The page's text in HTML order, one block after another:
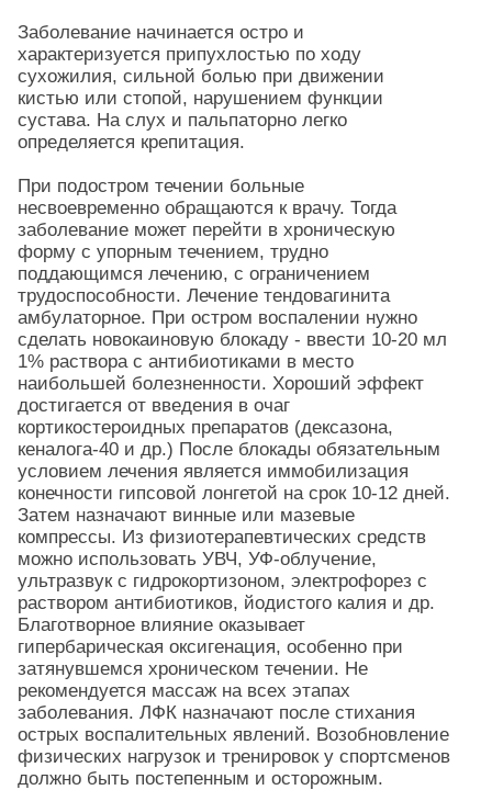
Заболевание начинается остро и
характеризуется припухлостью по ходу
сухожилия, сильной болью при движении
кистью или стопой, нарушением функции
сустава. На слух и пальпаторно легко
определяется крепитация.
При подостром течении больные
несвоевременно обращаются к врачу. Тогда
заболевание может перейти в хроническую
форму с упорным течением, трудно
поддающимся лечению, с ограничением
трудоспособности. Лечение тендовагинита
амбулаторное. При остром воспалении нужно
сделать новокаиновую блокаду - ввести 10-20 мл
1% раствора с антибиотиками в место
наибольшей болезненности. Хороший эффект
достигается от введения в очаг
кортикостероидных препаратов (дексазона,
кеналога-40 и др.) После блокады обязательным
условием лечения является иммобилизация
конечности гипсовой лонгетой на срок 10-12 дней.
Затем назначают винные или мазевые
компрессы. Из физиотерапевтических средств
можно использовать УВЧ, УФ-облучение,
ультразвук с гидрокортизоном, электрофорез с
раствором антибиотиков, йодистого калия и др.
Благотворное влияние оказывает
гипербарическая оксигенация, особенно при
затянувшемся хроническом течении. Не
рекомендуется массаж на всех этапах
заболевания. ЛФК назначают после стихания
острых воспалительных явлений. Возобновление
физических нагрузок и тренировок у спортсменов
должно быть постепенным и осторожным.